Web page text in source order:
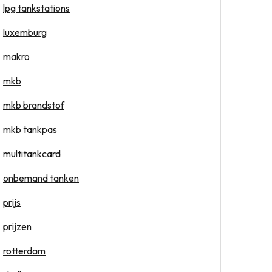
lpg tankstations
luxemburg
makro
mkb
mkb brandstof
mkb tankpas
multitankcard
onbemand tanken
prijs
prijzen
rotterdam